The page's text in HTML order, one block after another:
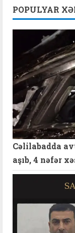
POPULYAR
Cəlilabadda
aşıb, 4 nəfər